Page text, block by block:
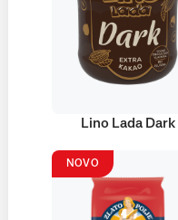
Lino Lada Dark
NOVO